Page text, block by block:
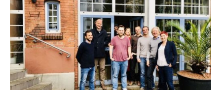
Reiseempfehlungen.